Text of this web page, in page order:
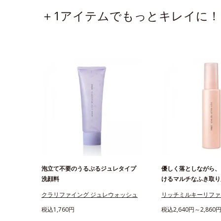
＋1アイテムでもっとキレイに！
泡立て不要のうるぷるジュレタイプ
洗顔料
クラリファイング ジュレウォッシュ
税込1,760円
優しく落としながら
けるマルチなふき取
リッチミルキーリフ
税込2,640円～2,860